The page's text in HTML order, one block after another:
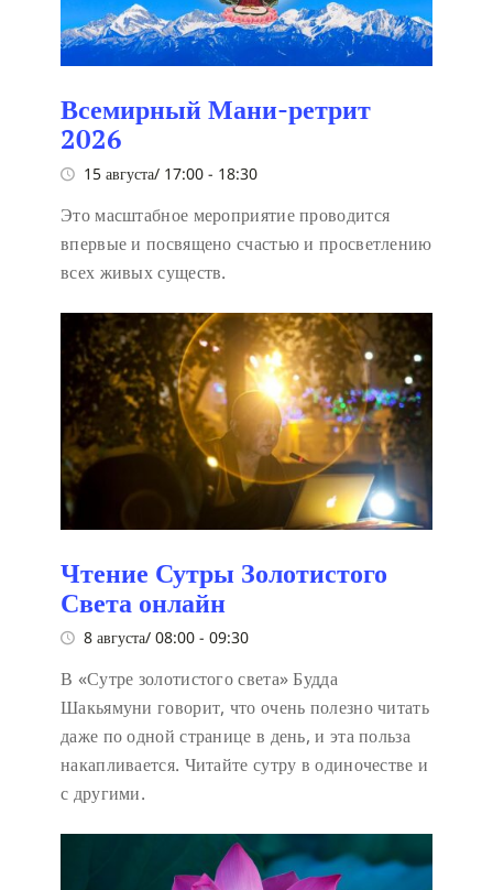
Всемирный Мани-ретрит
2026
15 августа/ 17:00 - 18:30
Это масштабное мероприятие проводится
впервые и посвящено счастью и просветлению
всех живых существ.
Чтение Сутры Золотистого
Света онлайн
8 августа/ 08:00 - 09:30
В «Сутре золотистого света» Будда
Шакьямуни говорит, что очень полезно читать
даже по одной странице в день, и эта польза
накапливается. Читайте сутру в одиночестве и
с другими.